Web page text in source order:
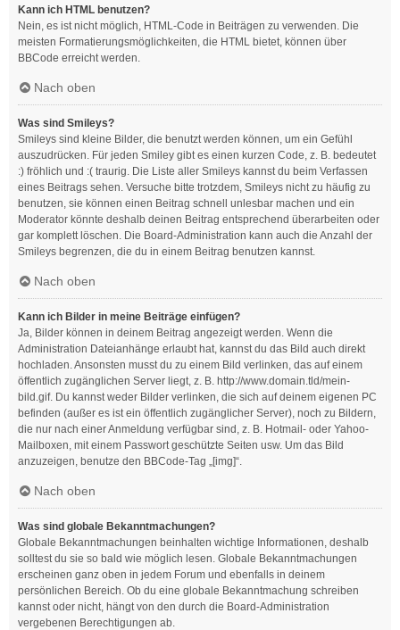
Kann ich HTML benutzen?
Nein, es ist nicht möglich, HTML-Code in Beiträgen zu verwenden. Die
meisten Formatierungsmöglichkeiten, die HTML bietet, können über
BBCode erreicht werden.
Nach oben
Was sind Smileys?
Smileys sind kleine Bilder, die benutzt werden können, um ein Gefühl
auszudrücken. Für jeden Smiley gibt es einen kurzen Code, z. B. bedeutet
:) fröhlich und :( traurig. Die Liste aller Smileys kannst du beim Verfassen
eines Beitrags sehen. Versuche bitte trotzdem, Smileys nicht zu häufig zu
benutzen, sie können einen Beitrag schnell unlesbar machen und ein
Moderator könnte deshalb deinen Beitrag entsprechend überarbeiten oder
gar komplett löschen. Die Board-Administration kann auch die Anzahl der
Smileys begrenzen, die du in einem Beitrag benutzen kannst.
Nach oben
Kann ich Bilder in meine Beiträge einfügen?
Ja, Bilder können in deinem Beitrag angezeigt werden. Wenn die
Administration Dateianhänge erlaubt hat, kannst du das Bild auch direkt
hochladen. Ansonsten musst du zu einem Bild verlinken, das auf einem
öffentlich zugänglichen Server liegt, z. B. http://www.domain.tld/mein-
bild.gif. Du kannst weder Bilder verlinken, die sich auf deinem eigenen PC
befinden (außer es ist ein öffentlich zugänglicher Server), noch zu Bildern,
die nur nach einer Anmeldung verfügbar sind, z. B. Hotmail- oder Yahoo-
Mailboxen, mit einem Passwort geschützte Seiten usw. Um das Bild
anzuzeigen, benutze den BBCode-Tag „[img]“.
Nach oben
Was sind globale Bekanntmachungen?
Globale Bekanntmachungen beinhalten wichtige Informationen, deshalb
solltest du sie so bald wie möglich lesen. Globale Bekanntmachungen
erscheinen ganz oben in jedem Forum und ebenfalls in deinem
persönlichen Bereich. Ob du eine globale Bekanntmachung schreiben
kannst oder nicht, hängt von den durch die Board-Administration
vergebenen Berechtigungen ab.